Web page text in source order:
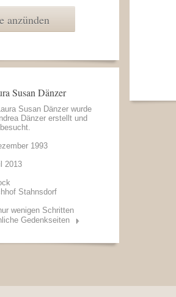
anzünden
Susan Dänzer
Susan Dänzer wurde
Dänzer erstellt und
1993
2013
Stahnsdorf
wenigen Schritten
Gedenkseiten